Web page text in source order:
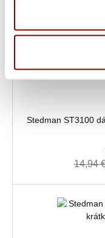
Stedman ST3100
14,94